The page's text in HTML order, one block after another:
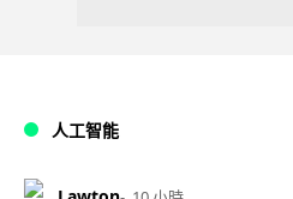
人工智能